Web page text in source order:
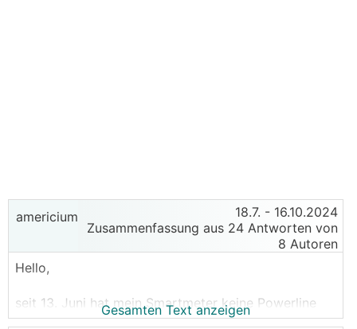
americium 18.7. - 16.10.2024
Zusammenfassung aus 24 Antworten von
8 Autoren
Hello,
seit 13. Juni hat mein Smartmeter keine Powerline
Kommunikation mehr - wieso ?
Gesamten Text anzeigen